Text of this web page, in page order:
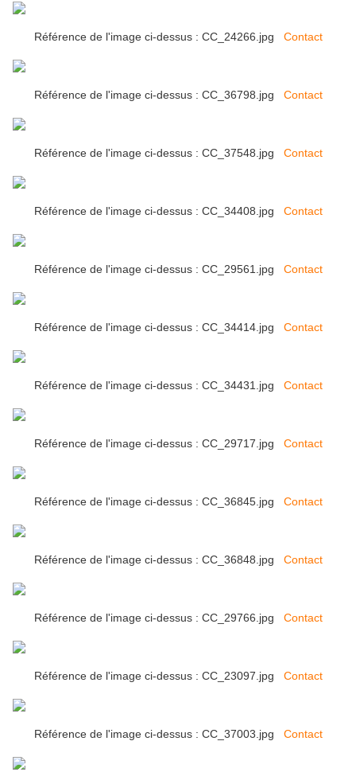
Référence de l'image ci-dessus : CC_24266.jpg Contact
Référence de l'image ci-dessus : CC_36798.jpg Contact
Référence de l'image ci-dessus : CC_37548.jpg Contact
Référence de l'image ci-dessus : CC_34408.jpg Contact
Référence de l'image ci-dessus : CC_29561.jpg Contact
Référence de l'image ci-dessus : CC_34414.jpg Contact
Référence de l'image ci-dessus : CC_34431.jpg Contact
Référence de l'image ci-dessus : CC_29717.jpg Contact
Référence de l'image ci-dessus : CC_36845.jpg Contact
Référence de l'image ci-dessus : CC_36848.jpg Contact
Référence de l'image ci-dessus : CC_29766.jpg Contact
Référence de l'image ci-dessus : CC_23097.jpg Contact
Référence de l'image ci-dessus : CC_37003.jpg Contact